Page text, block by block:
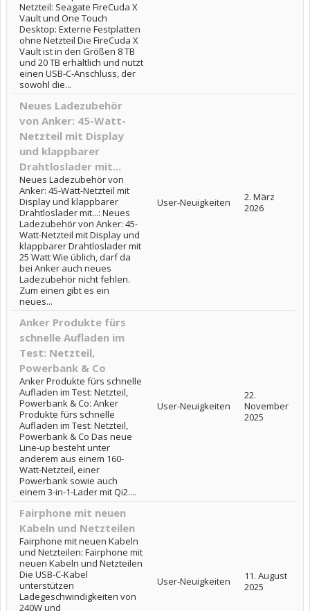
Netzteil: Seagate FireCuda X
Vault und One Touch
Desktop: Externe Festplatten
ohne Netzteil Die FireCuda X
Vault ist in den Größen 8 TB
und 20 TB erhältlich und nutzt
einen USB-C-Anschluss, der
sowohl die...
Neues Ladezubehör
von Anker: 45-Watt-
Netzteil mit Display
und klappbarer
Drahtloslader mit...
Neues Ladezubehör von
Anker: 45-Watt-Netzteil mit
Display und klappbarer
Drahtloslader mit...: Neues
Ladezubehör von Anker: 45-
Watt-Netzteil mit Display und
klappbarer Drahtloslader mit
25 Watt Wie üblich, darf da
bei Anker auch neues
Ladezubehör nicht fehlen.
Zum einen gibt es ein
neues...
User-Neuigkeiten
2. März
2026
Anker Produkte fürs
schnelle Aufladen im
Test: Netzteil,
Powerbank & Co
Anker Produkte fürs schnelle
Aufladen im Test: Netzteil,
Powerbank & Co: Anker
Produkte fürs schnelle
Aufladen im Test: Netzteil,
Powerbank & Co Das neue
Line-up besteht unter
anderem aus einem 160-
Watt-Netzteil, einer
Powerbank sowie auch
einem 3-in-1-Lader mit Qi2....
User-Neuigkeiten
22.
November
2025
Fairphone mit neuen
Kabeln und Netzteilen
Fairphone mit neuen Kabeln
und Netzteilen: Fairphone mit
neuen Kabeln und Netzteilen
Die USB-C-Kabel
unterstützen
Ladegeschwindigkeiten von
240W und
User-Neuigkeiten
11. August
2025